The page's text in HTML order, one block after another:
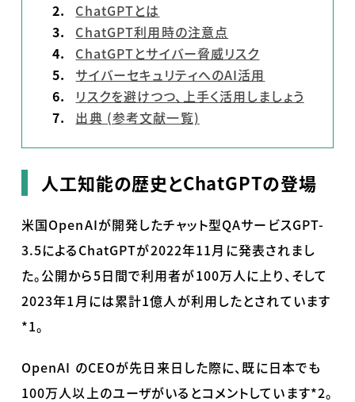
ChatGPTとは
ChatGPT利用時の注意点
ChatGPTとサイバー脅威リスク
サイバーセキュリティへのAI活用
リスクを避けつつ、上手く活用しましょう
出典 (参考文献一覧)
人工知能の歴史とChatGPTの登場
米国OpenAIが開発したチャット型QAサービスGPT-
3.5によるChatGPTが2022年11月に発表されまし
た。公開から5日間で利用者が100万人に上り、そして
2023年1月には累計1億人が利用したとされています
*1。
OpenAI のCEOが先日来日した際に、既に日本でも
100万人以上のユーザがいるとコメントしています*2。